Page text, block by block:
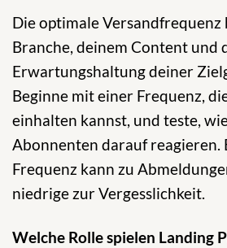
Die optimale
Branche, deinem Content und
Erwartungshaltung deiner
Beginne mit einer Frequenz,
einhalten kannst, und teste,
Abonnenten darauf reagieren.
Frequenz kann zu
niedrige zur Vergesslichkeit.
Welche Rolle spielen Landing